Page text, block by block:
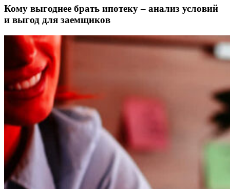
Кому выгоднее брать ипотеку – анализ условий
и выгод для заемщиков